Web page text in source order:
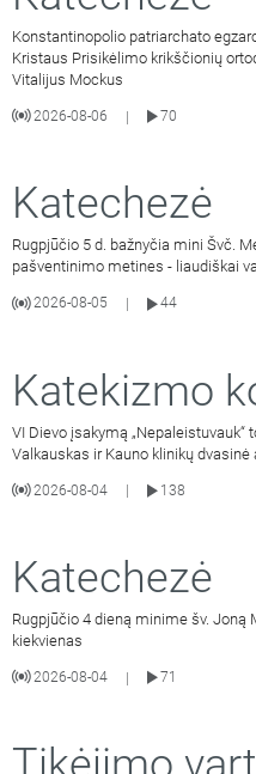
Konstantinopolio patriarchato
Kristaus Prisikėlimo krikščionių
Vitalijus Mockus
2026-08-06 |
70
Katechezė
Rugpjūčio 5 d. bažnyčia mini Švč.
pašventinimo metines - liaudiškai
2026-08-05
44
Katekizmo
VI Dievo įsakymą „Nepaleistuvauk“
Valkauskas ir Kauno klinikų
2026-08-04
138
Katechezė
Rugpjūčio 4 dieną minime šv. Joną
kiekvienas
2026-08-04 |
71